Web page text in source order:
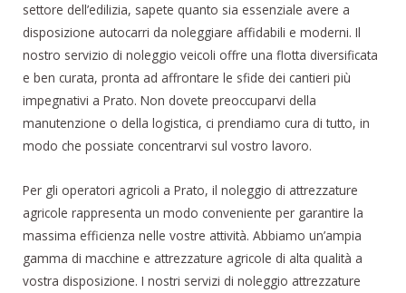
settore dell’edilizia, sapete quanto sia essenziale avere a
disposizione autocarri da noleggiare affidabili e moderni. Il
nostro servizio di noleggio veicoli offre una flotta diversificata
e ben curata, pronta ad affrontare le sfide dei cantieri più
impegnativi a Prato. Non dovete preoccuparvi della
manutenzione o della logistica, ci prendiamo cura di tutto, in
modo che possiate concentrarvi sul vostro lavoro.
Per gli operatori agricoli a Prato, il noleggio di attrezzature
agricole rappresenta un modo conveniente per garantire la
massima efficienza nelle vostre attività. Abbiamo un’ampia
gamma di macchine e attrezzature agricole di alta qualità a
vostra disposizione. I nostri servizi di noleggio attrezzature